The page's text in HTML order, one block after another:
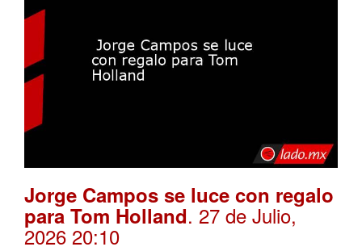
Jorge Campos se luce con regalo
para Tom Holland. 27 de Julio,
2026 20:10